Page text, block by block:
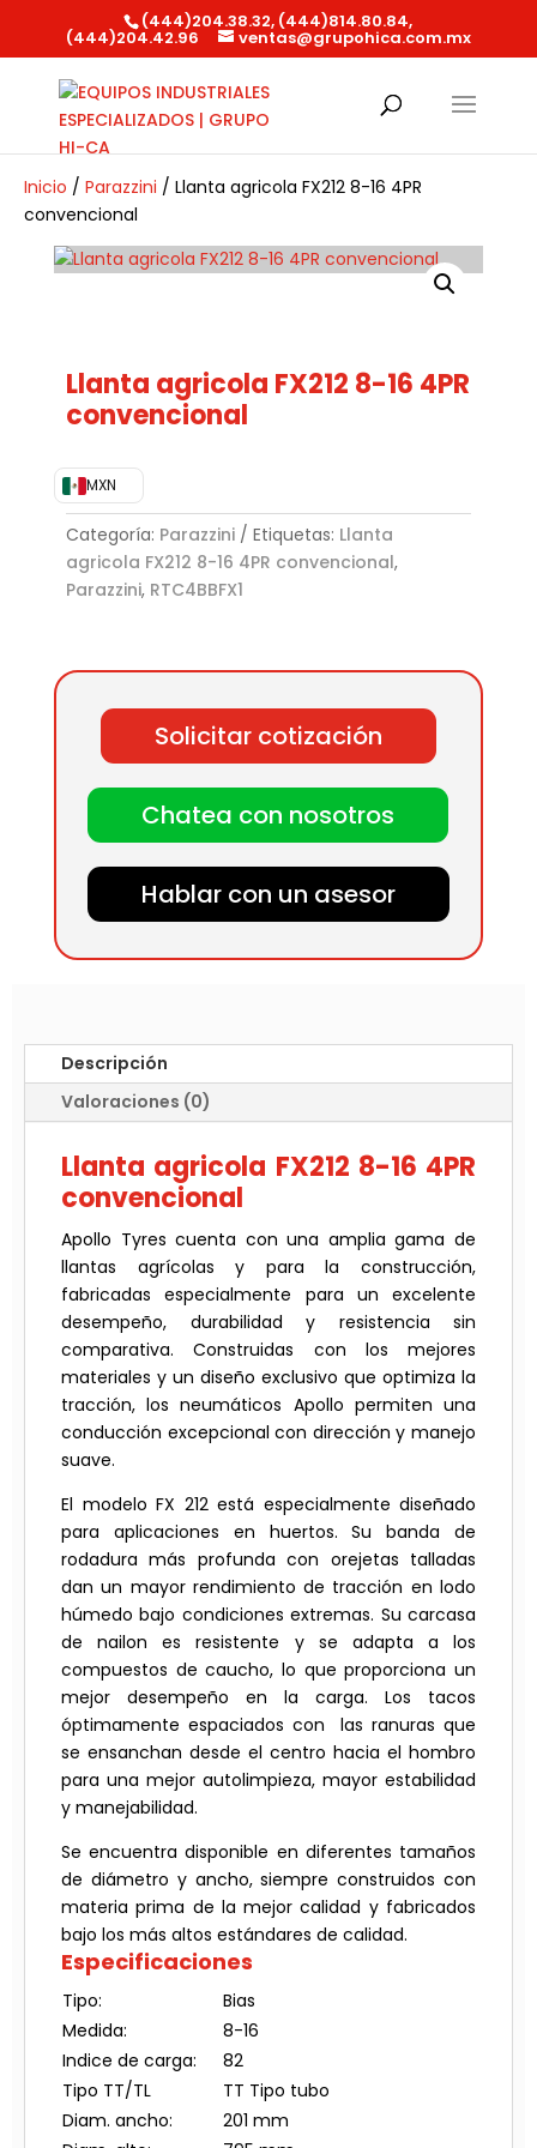
(444)204.38.32, (444)814.80.84,
(444)204.42.96 ventas@grupohica.com.mx
Inicio / Parazzini / Llanta agricola FX212 8-16 4PR
convencional
Llanta agricola FX212 8-16 4PR
convencional
MXN
Categoría: Parazzini Etiquetas: Llanta
agricola FX212 8-16 4PR convencional,
Parazzini, RTC4BBFX1
Solicitar cotización
Chatea con nosotros
Hablar con un asesor
Descripción
Valoraciones (0)
Llanta agricola FX212 8-16 4PR
convencional
Apollo Tyres cuenta con una amplia gama de
llantas agrícolas y para la construcción,
fabricadas especialmente para un excelente
desempeño, durabilidad y resistencia sin
comparativa. Construidas con los mejores
materiales y un diseño exclusivo que optimiza la
tracción, los neumáticos Apollo permiten una
conducción excepcional con dirección y manejo
suave.
El modelo FX 212 está especialmente diseñado
para aplicaciones en huertos. Su banda de
rodadura más profunda con orejetas talladas
dan un mayor rendimiento de tracción en lodo
húmedo bajo condiciones extremas. Su carcasa
de nailon es resistente y se adapta a los
compuestos de caucho, lo que proporciona un
mejor desempeño en la carga. Los tacos
óptimamente espaciados con las ranuras que
se ensanchan desde el centro hacia el hombro
para una mejor autolimpieza, mayor estabilidad
y manejabilidad.
Se encuentra disponible en diferentes tamaños
de diámetro y ancho, siempre construidos con
materia prima de la mejor calidad y fabricados
bajo los más altos estándares de calidad.
Especificaciones
Tipo:
Bias
Medida:
8-16
Indice de carga:
82
Tipo TT/TL
TT Tipo tubo
Diam. ancho:
201 mm